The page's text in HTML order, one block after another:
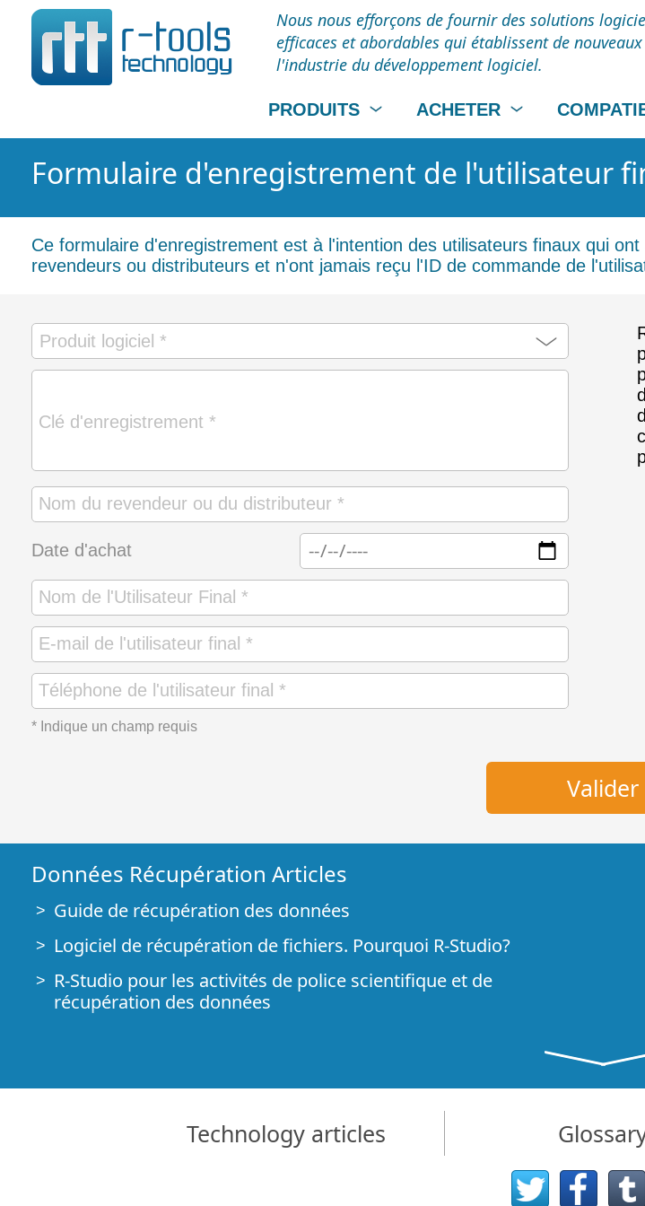
Nous nous efforçons de fournir des solutions
efficaces et abordables qui établissent de
l'industrie du développement logiciel.
PRODUITS ACHETER
Formulaire d'enregistrement de l'utilisateur
Ce formulaire d'enregistrement est à l'intention des utilisateurs finaux qui
revendeurs ou distributeurs et n'ont jamais reçu l'ID de commande de
Date d'achat
* Indique un champ requis
Données Récupération Articles
Guide de récupération des données
Logiciel de récupération de fichiers. Pourquoi R-Studio?
R-Studio pour les activités de police scientifique et de
récupération des données
périphériques SSD
Comment récupérer les données des appareils NVMe
Prévoir le succès des cas communs de récupération des
Technology articles